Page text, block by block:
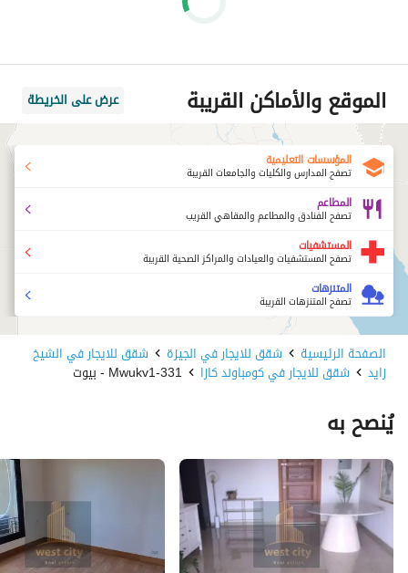
الموقع والأماكن القريبة عرض على الخريطة
المؤسسات التعليمية
تصفح المدارس والكليات والجامعات القريبة
المطاعم
تصفح الفنادق والمطاعم والمقاهي القريب
المستشفيات
تصفح المستشفيات والعيادات والمراكز الصحية القريبة
المتنزهات
تصفح المتنزهات القريبة
الصفحة الرئيسية شقق للايجار في الجيزة شقق للايجار في الشيخ
زايد شقق للايجار في كومباوند كازا 331-Mwukv1 - بيوت
يُنصح به